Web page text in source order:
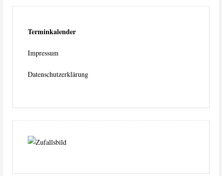
Terminkalender
Impressum
Datenschutzerklärung